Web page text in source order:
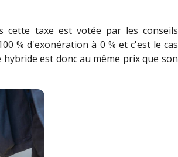
cette taxe est votée par les conseils
% d'exonération à 0 % et c'est le cas
est donc au même prix que son